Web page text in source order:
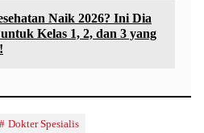
Naik 2026? Ini Dia
Kelas 1, 2, dan 3 yang
Dokter Spesialis